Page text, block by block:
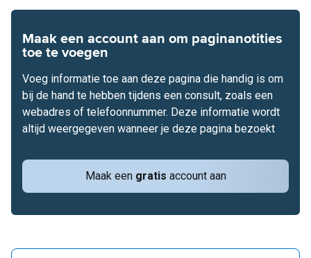
Maak een account aan om paginanotities
toe te voegen
Maak een gratis account aan
Voeg informatie toe aan deze pagina die handig is om
bij de hand te hebben tijdens een consult, zoals een
webadres of telefoonnummer. Deze informatie wordt
altijd weergegeven wanneer je deze pagina bezoekt